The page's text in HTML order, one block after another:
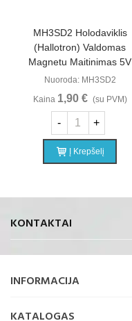
MH3SD2 Holodaviklis
(Hallotron) Valdomas
Magnetu Maitinimas 5V
Nuoroda: MH3SD2
Kaina 1,90 € (su PVM)
- +
Į Krepšelį
KONTAKTAI
INFORMACIJA
KATALOGAS